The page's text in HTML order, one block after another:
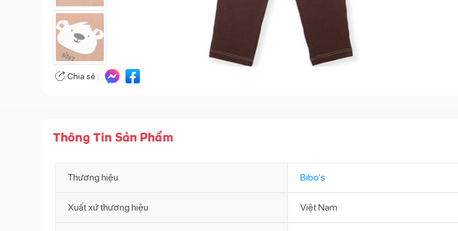
Chia sẻ :
Thông Tin Sản Phẩm
Thương hiệu Bibo's
Xuất xứ thương hiệu Việt Nam